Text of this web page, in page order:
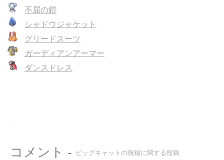
不屈の鎧
シャドウジャケット
グリードスーツ
ガーディアンアーマー
ダンスドレス
コメント - ビッグキャットの祝福に関する投稿